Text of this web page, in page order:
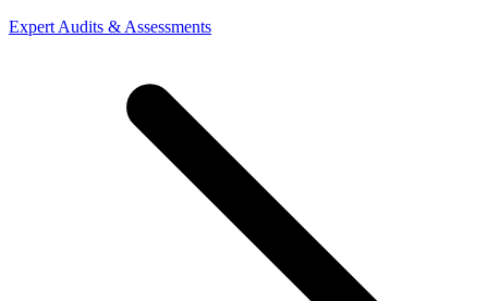
Expert Audits & Assessments